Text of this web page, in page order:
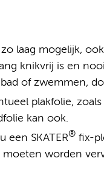
zo laag mogelijk,
knikvrij is en
of zwemmen,
plakfolie, zoals
kan ook.
een SKATER® fix-
moeten worden